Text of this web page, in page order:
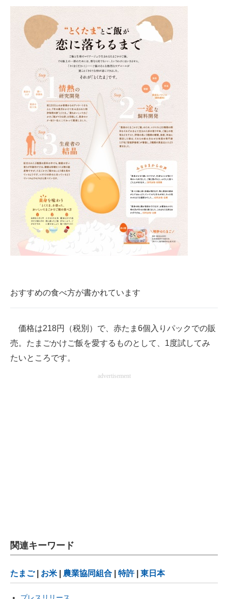
おすすめの食べ方が書かれています
価格は218円（税別）で、赤たま6個入りパックでの販
売。たまごかけご飯を愛するものとして、1度試してみ
たいところです。
advertisement
関連キーワード
たまご| お米 農業協同組合 特許| 東日本